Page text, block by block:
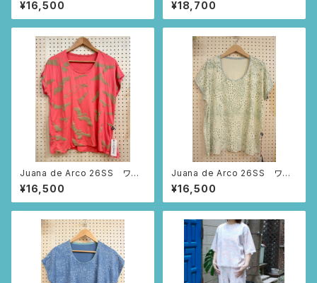
Sサイズ)
¥16,500 ¥18,700
Juana de Arco 26SS ワイ
ドTシャツ MAR BUDDHA
(ピンク/Sサイズ)
¥16,500
Juana de Arco 26SS ワイ
ドTシャツ MAR BUDDHA
(アイボリー/Mサイズ)
¥16,500